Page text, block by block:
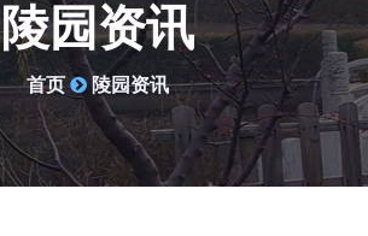
陵园资讯
首页 陵园资讯